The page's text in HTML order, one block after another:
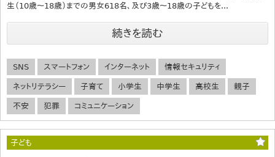
生（10歳～18歳）までの男女618名、及び3歳～18歳の子どもを...
続きを読む
SNS スマートフォン インターネット 情報セキュリティ
ネットリテラシー 子育て 小学生 中学生 高校生 親子
不安 犯罪 コミュニケーション
子ども